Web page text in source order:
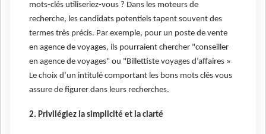
mots-clés utiliseriez-vous ? Dans les moteurs de
recherche, les candidats potentiels tapent souvent des
termes très précis. Par exemple, pour un poste de vente
en agence de voyages, ils pourraient chercher "conseiller
en agence de voyages" ou "Billettiste voyages d’affaires »
Le choix d’un intitulé comportant les bons mots clés vous
assure de figurer dans leurs recherches.
2. Privilégiez la simplicité et la clarté